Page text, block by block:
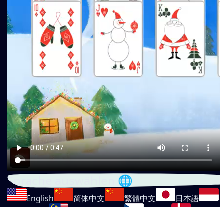
Sprache auswählen 🌐
English 简体中文 繁體中文
日本語